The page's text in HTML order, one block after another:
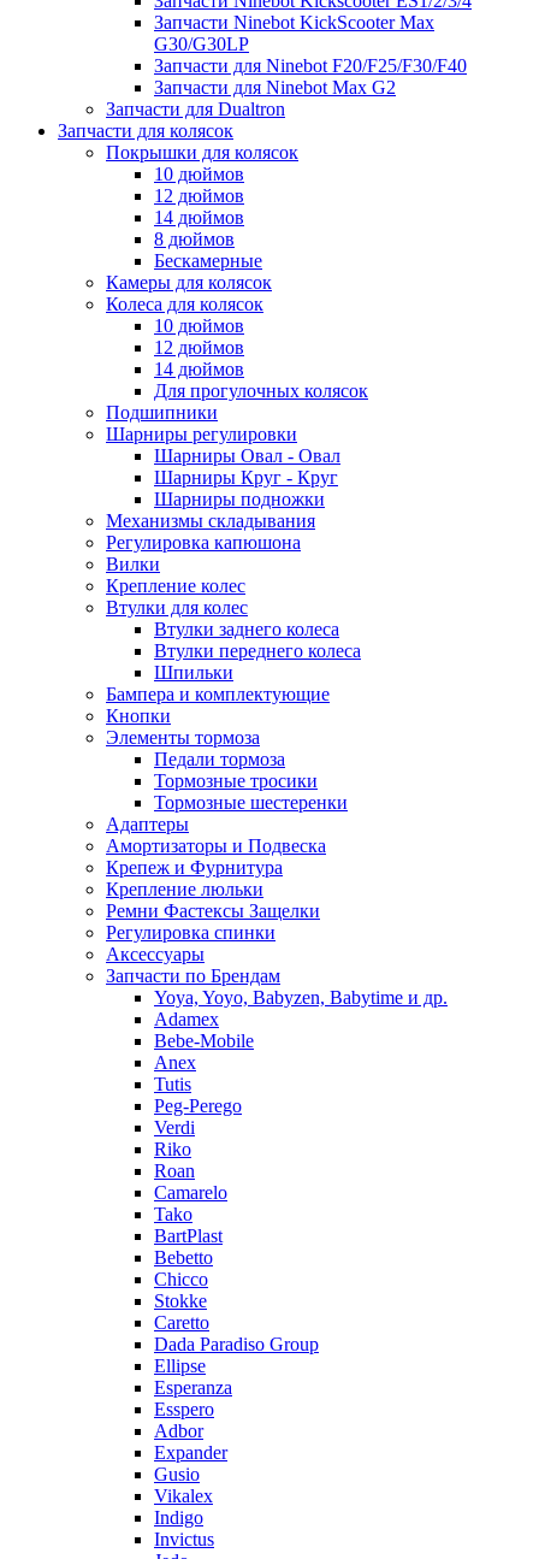
Запчасти Ninebot KickScooter Max
G30/G30LP
Запчасти для Ninebot F20/F25/F30/F40
Запчасти для Ninebot Max G2
Запчасти для Dualtron
Запчасти для колясок
Покрышки для колясок
10 дюймов
12 дюймов
14 дюймов
8 дюймов
Бескамерные
Камеры для колясок
Колеса для колясок
10 дюймов
12 дюймов
14 дюймов
Для прогулочных колясок
Подшипники
Шарниры регулировки
Шарниры Овал - Овал
Шарниры Круг - Круг
Шарниры подножки
Механизмы складывания
Регулировка капюшона
Вилки
Крепление колес
Втулки для колес
Втулки заднего колеса
Втулки переднего колеса
Шпильки
Бампера и комплектующие
Кнопки
Элементы тормоза
Педали тормоза
Тормозные тросики
Тормозные шестеренки
Адаптеры
Амортизаторы и Подвеска
Крепеж и Фурнитура
Крепление люльки
Ремни Фастексы Защелки
Регулировка спинки
Аксессуары
Запчасти по Брендам
Yoya, Yoyo, Babyzen, Babytime и др.
Adamex
Bebe-Mobile
Anex
Tutis
Peg-Perego
Verdi
Riko
Roan
Camarelo
Tako
BartPlast
Bebetto
Chicco
Stokke
Caretto
Dada Paradiso Group
Ellipse
Esperanza
Esspero
Adbor
Expander
Gusio
Vikalex
Indigo
Invictus